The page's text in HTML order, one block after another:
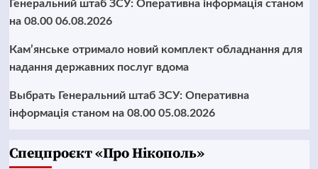
Генеральний штаб ЗСУ: Оперативна інформація станом
на 08.00 06.08.2026
Кам’янське отримало новий комплект обладнання для
надання державних послуг вдома
Выбрать Генеральний штаб ЗСУ: Оперативна
інформація станом на 08.00 05.08.2026
Cпецпроєкт «Про Нікополь»